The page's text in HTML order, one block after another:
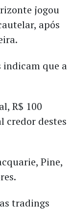
jogou
após
indicam que a
R$ 100
credor destes
Pine,
tradings